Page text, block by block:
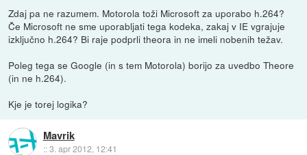
Zdaj pa ne razumem. Motorola toži Microsoft za uporabo h.264?
Če Microsoft ne sme uporabljati tega kodeka, zakaj v IE vgrajuje
izključno h.264? Bi raje podprli theora in ne imeli nobenih težav.
Poleg tega se Google (in s tem Motorola) borijo za uvedbo Theore
(in ne h.264).
Kje je torej logika?
Mavrik
::3. apr 2012, 12:41